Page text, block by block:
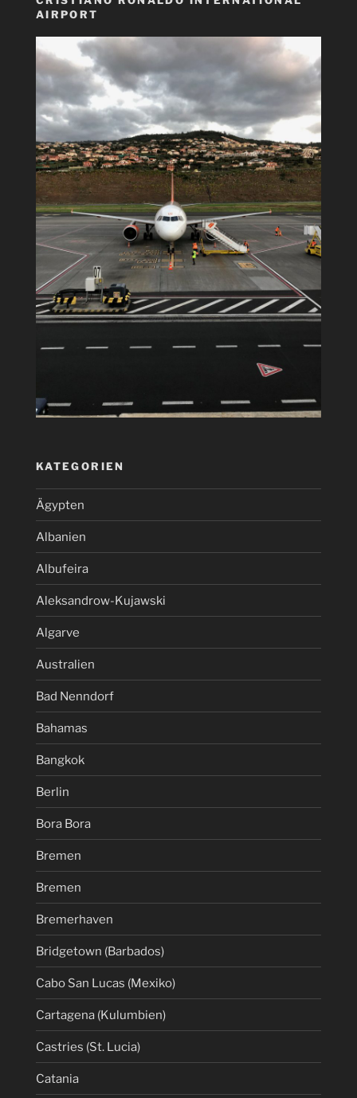
AIRPORT
KATEGORIEN
Ägypten
Albanien
Albufeira
Aleksandrow-Kujawski
Algarve
Australien
Bad Nenndorf
Bahamas
Bangkok
Berlin
Bora Bora
Bremen
Bremen
Bremerhaven
Bridgetown (Barbados)
Cabo San Lucas (Mexiko)
Cartagena (Kulumbien)
Castries (St. Lucia)
Catania